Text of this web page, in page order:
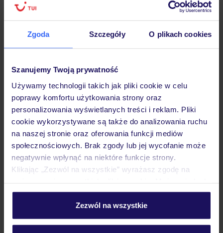
Zgoda Szczegóły O plikach cookies
Szanujemy Twoją prywatność
Używamy technologii takich jak pliki cookie w celu
poprawy komfortu użytkowania strony oraz
personalizowania wyświetlanych treści i reklam. Pliki
cookie wykorzystywane są także do analizowania ruchu
na naszej stronie oraz oferowania funkcji mediów
społecznościowych. Brak zgody lub jej wycofanie może
negatywnie wpłynąć na niektóre funkcje strony.
Klikając „Zezwól na wszystkie” wyrażasz zgodę na
personalizować swój wybór wchodząc w zakładkę
Szczegółowe informacje o plikach cookie znajdziesz
Zezwól na wszystkie
Hotel
Opinie
Pokoje
Wyżywienie
Ważne informacje